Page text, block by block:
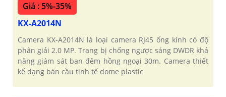
Giá : 5%-35%
KX-A2014N
Camera KX-A2014N là loại camera RJ45 ống kính có độ
phân giải 2.0 MP. Trang bị chống ngược sáng DWDR khả
năng giám sát ban đêm hồng ngoại 30m. Camera thiết
kế dạng bán cầu tinh tế dome plastic